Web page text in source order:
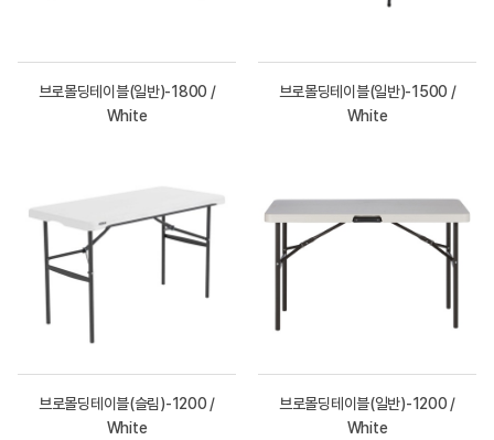
브로몰딩테이블(일반)-1800 /
White
브로몰딩테이블(일반)-1500 /
White
브로몰딩테이블(슬림)-1200 /
White
브로몰딩테이블(일반)-1200 /
White